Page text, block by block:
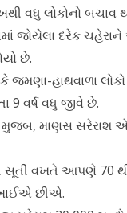
વધુ લોકોનો બચાવ
જોયેલા દરેક
છે.
જમણા-હાથવાળા
9 વર્ષ વધુ જીવે છે.
માણસ સરેરાશ
વખતે આપણે 70 થી
છીએ.